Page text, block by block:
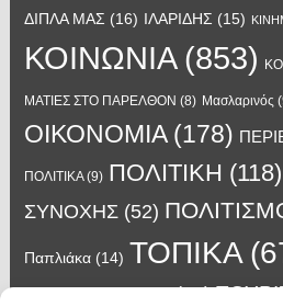
ΔΙΠΛΑ ΜΑΣ (16) ΙΛΑΡΙΔΗΣ (15)
ΚΟΙΝΩΝΙΑ(853)
ΜΑΤΙΕΣ ΣΤΟ ΠΑΡΕΛΘΟΝ (8) Μασλαρινός
ΟΙΚΟΝΟΜΙΑ(178)
ΠΟΛΙΤΙΚΑ(9) ΠΟΛΙΤΙΚΗ (118)
ΣΥΝΟΧΗΣ(52)
Παπλιάκα(14) ΤΟΠΙΚΑ
ΑΥΤΟΔΙΟΙΚΗΣΗ(45)